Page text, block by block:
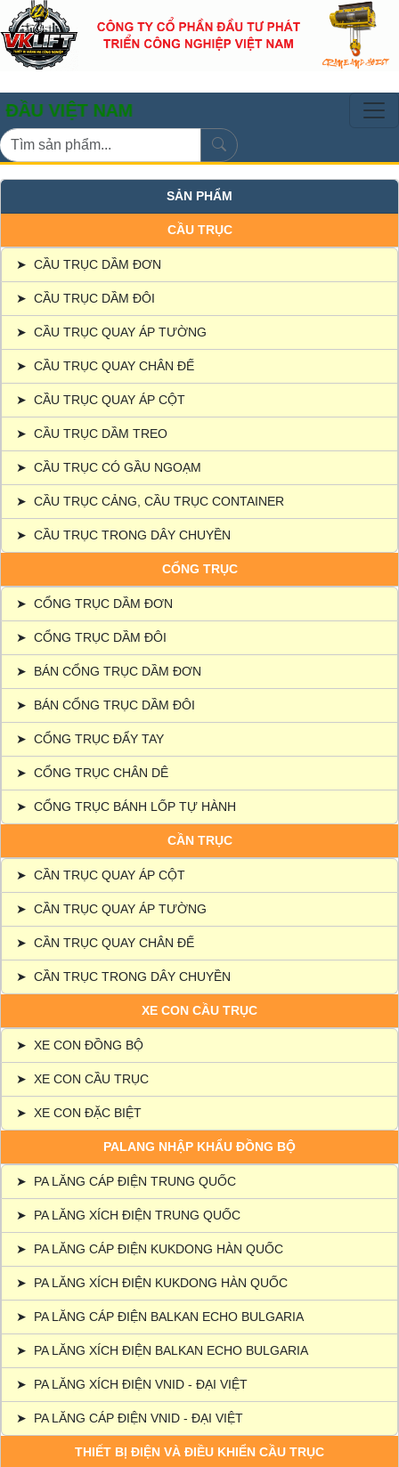
NAM
SẢN PHẨM
CẦU TRỤC
➤ CẦU TRỤC DẦM ĐƠN
➤ CẦU TRỤC DẦM ĐÔI
➤ CẦU TRỤC QUAY ÁP TƯỜNG
➤ CẦU TRỤC QUAY CHÂN ĐẾ
➤ CẦU TRỤC QUAY ÁP CỘT
➤ CẦU TRỤC DẦM TREO
➤ CẦU TRỤC CÓ GẦU NGOẠM
➤ CẦU TRỤC CẢNG, CẦU TRỤC CONTAINER
➤ CẦU TRỤC TRONG DÂY CHUYỀN
CỔNG TRỤC
➤ CỔNG TRỤC DẦM ĐƠN
➤ CỔNG TRỤC DẦM ĐÔI
➤ BÁN CỔNG TRỤC DẦM ĐƠN
➤ BÁN CỔNG TRỤC DẦM ĐÔI
➤ CỔNG TRỤC ĐẨY TAY
➤ CỔNG TRỤC CHÂN DÊ
➤ CỔNG TRỤC BÁNH LỐP TỰ HÀNH
CẦN TRỤC
➤ CẦN TRỤC QUAY ÁP CỘT
➤ CẦN TRỤC QUAY ÁP TƯỜNG
➤ CẦN TRỤC QUAY CHÂN ĐẾ
➤ CẦN TRỤC TRONG DÂY CHUYỀN
XE CON CẦU TRỤC
➤ XE CON ĐỒNG BỘ
➤ XE CON CẦU TRỤC
➤ XE CON ĐẶC BIỆT
PALANG NHẬP KHẨU ĐỒNG BỘ
➤ PA LĂNG CÁP ĐIỆN TRUNG QUỐC
➤ PA LĂNG XÍCH ĐIỆN TRUNG QUỐC
➤ PA LĂNG CÁP ĐIỆN KUKDONG HÀN QUỐC
➤ PA LĂNG XÍCH ĐIỆN KUKDONG HÀN QUỐC
➤ PA LĂNG CÁP ĐIỆN BALKAN ECHO BULGARIA
➤ PA LĂNG XÍCH ĐIỆN BALKAN ECHO BULGARIA
➤ PA LĂNG XÍCH ĐIỆN VNID - ĐẠI VIỆT
➤ PA LĂNG CÁP ĐIỆN VNID - ĐẠI VIỆT
THIẾT BỊ ĐIỆN VÀ ĐIỀU KHIỂN CẦU TRỤC